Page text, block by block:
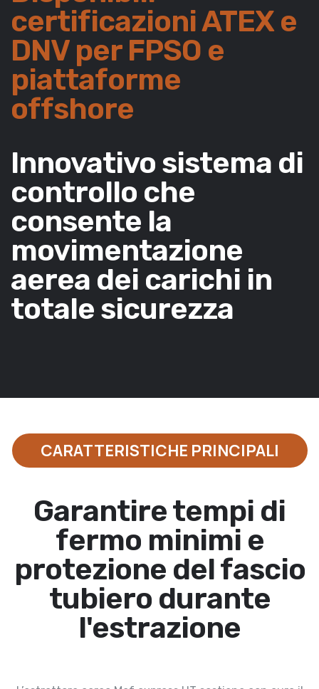
certificazioni ATEX e
DNV per FPSO e
piattaforme
offshore
Innovativo sistema di
controllo che
consente la
movimentazione
aerea dei carichi in
totale sicurezza
CARATTERISTICHE PRINCIPALI
Garantire tempi di
fermo minimi e
protezione del fascio
tubiero durante
l'estrazione